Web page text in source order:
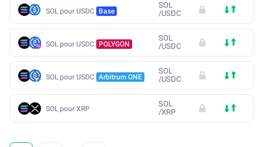
SOL pour USDC Base
SOL
/USDC
SOL pour USDC POLYGON
SOL
/USDC
SOL pour USDC Arbitrum ONE
SOL
/USDC
SOL pour XRP
SOL
/XRP